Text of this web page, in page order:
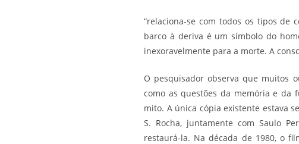
“relaciona-se com todos os tipos de
barco à deriva é um símbolo do
inexoravelmente para a morte. A
O pesquisador observa que muitos
como as questões da memória e da
mito. A única cópia existente estava
S. Rocha, juntamente com Saulo
restaurá-la. Na década de 1980, o